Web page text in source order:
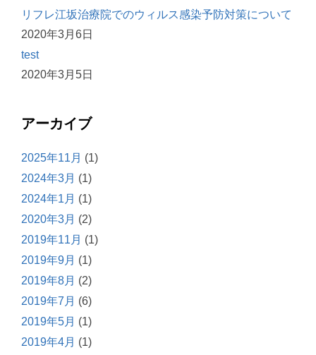
リフレ江坂治療院でのウィルス感染予防対策について
2020年3月6日
test
2020年3月5日
アーカイブ
2025年11月 (1)
2024年3月 (1)
2024年1月 (1)
2020年3月 (2)
2019年11月 (1)
2019年9月 (1)
2019年8月 (2)
2019年7月 (6)
2019年5月 (1)
2019年4月 (1)